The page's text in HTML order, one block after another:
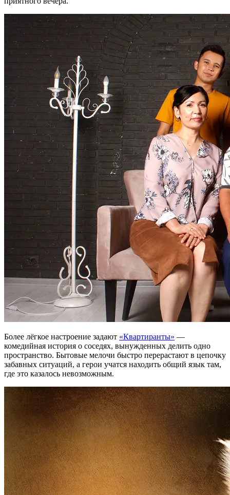
Более лёгкое настроение задают «Квартиранты» —
комедийная история о соседях, вынужденных делить одно
пространство. Бытовые мелочи быстро перерастают в цепочку
забавных ситуаций, а герои учатся находить общий язык там,
где это казалось невозможным.